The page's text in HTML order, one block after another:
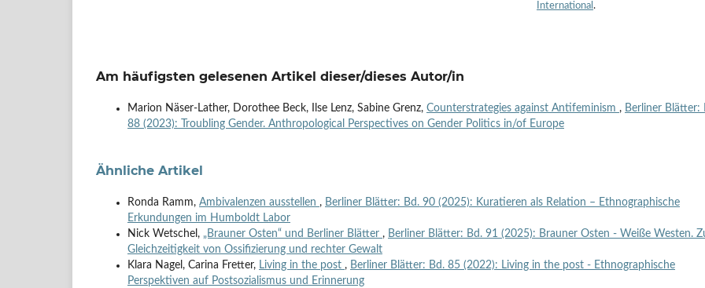
International .
Am häufigsten gelesenen Artikel dieser/dieses Autor/in
Marion Näser-Lather, Dorothee Beck, Ilse Lenz, Sabine Grenz, Counterstrategies against Antifeminism , Berliner Blätter:
88 (2023): Troubling Gender. Anthropological Perspectives on Gender Politics in/of Europe
Ähnliche Artikel
Ronda Ramm, Ambivalenzen ausstellen , Berliner Blätter: Bd. 90 (2025): Kuratieren als Relation – Ethnographische
Erkundungen im Humboldt Labor
Nick Wetschel, „Brauner Osten“ und Berliner Blätter , Berliner Blätter: Bd. 91 (2025): Brauner Osten - Weiße Westen.
Gleichzeitigkeit von Ossifizierung und rechter Gewalt
Klara Nagel, Carina Fretter, Living in the post , Berliner Blätter: Bd. 85 (2022): Living in the post - Ethnographische
Perspektiven auf Postsozialismus und Erinnerung